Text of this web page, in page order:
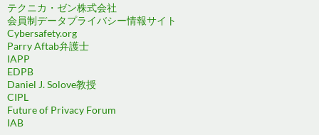
テクニカ・ゼン株式会社
会員制データプライバシー情報サイト
Cybersafety.org
Parry Aftab弁護士
IAPP
EDPB
Daniel J. Solove教授
CIPL
Future of Privacy Forum
IAB